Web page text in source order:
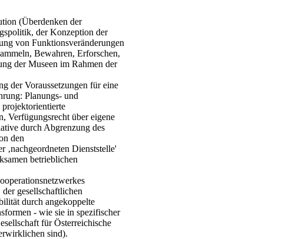
(Überdenken der
der Konzeption der
von Funktionsveränderungen
Bewahren, Erforschen,
der Museen im Rahmen der
der Voraussetzungen für eine
Planungs- und
projektorientierte
Verfügungsrecht über eigene
durch Abgrenzung des
den
‚nachgeordneten Dienststelle'
betrieblichen
gesellschaftlichen
durch angekoppelte
- wie sie in spezifischer
für Österreichische
sind).